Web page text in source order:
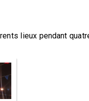
lieux pendant